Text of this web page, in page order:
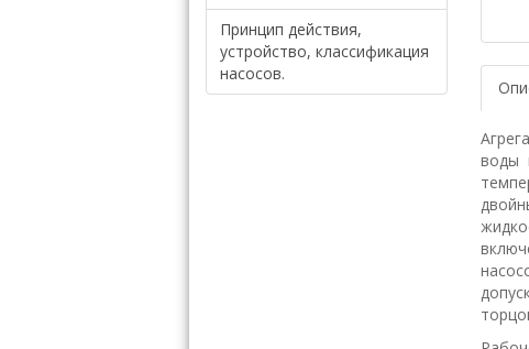
Принцип действия,
устройство, классификация
насосов.
воды